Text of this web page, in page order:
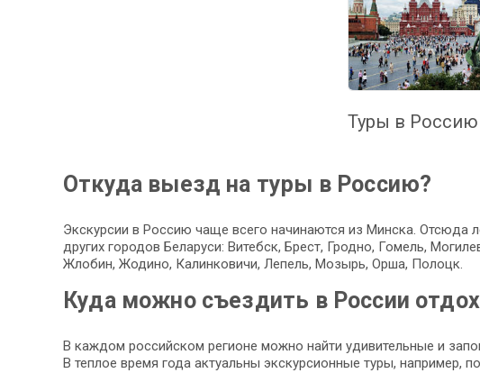
Туры в Россию
Откуда выезд на туры в Россию?
Экскурсии в Россию чаще всего начинаются из Минска. Отсюда
других городов Беларуси: Витебск, Брест, Гродно, Гомель,
Жлобин, Жодино, Калинковичи, Лепель, Мозырь, Орша, Полоцк.
Куда можно съездить в России
В каждом российском регионе можно найти удивительные и
В теплое время года актуальны экскурсионные туры, например,